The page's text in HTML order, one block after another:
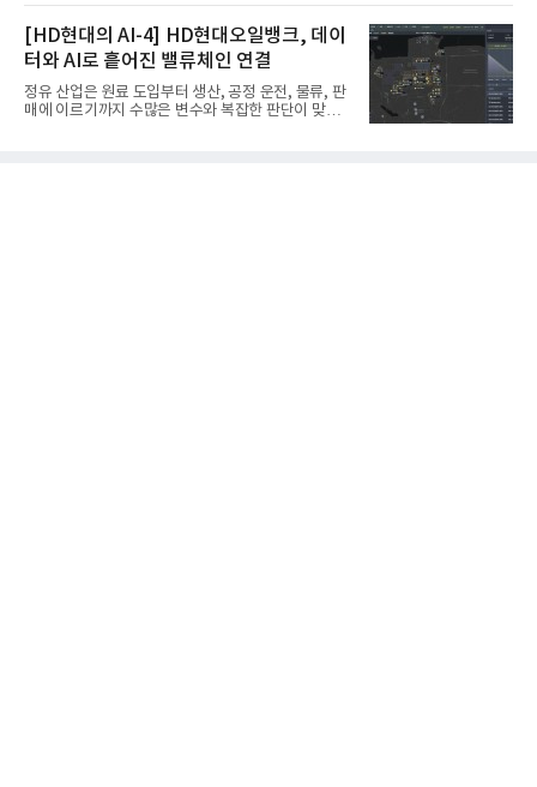
벌 표준이다. 특히 미세
마트 건설 현장 구현을 앞당기고 있다.HD현대사이트
솔루션은 최근 스위스 건설 현장에서 무인 자율 굴착
기를 투입했다. 실제 공사를 진행한 것은 처음으로, 건
설장비 자율화 기술의 새로운 이정표를 제시했다.이
번에 투입된 무인 자율 굴착기는 유럽 대형 건설그룹
키바그(KIBAG)의 스위스 투겐 지역 건설 프로젝트에
서 깊이 3m, 폭 12m, 길이 1km 규모의 토목 공사를
[HD현대의 AI-4] HD현대오일뱅크, 데이
터와 AI로 흩어진 밸류체인 연결
정유 산업은 원료 도입부터 생산, 공정 운전, 물류, 판
매에 이르기까지 수많은 변수와 복잡한 판단이 맞물